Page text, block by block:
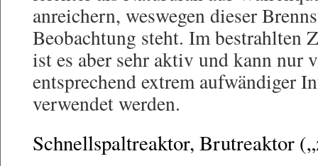
anreichern, weswegen dieser
Beobachtung steht. Im bestrahlten
ist es aber sehr aktiv und kann nur
entsprechend extrem aufwändiger
verwendet werden.
Schnellspaltreaktor, Brutreaktor